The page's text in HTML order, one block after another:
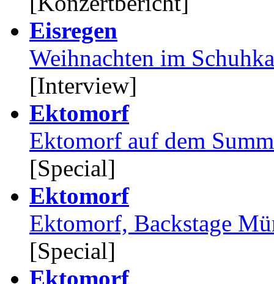
Eisregen
Weihnachten im
[Interview]
Ektomorf
Ektomorf auf dem
[Special]
Ektomorf
Ektomorf, Backstage
[Special]
Ektomorf